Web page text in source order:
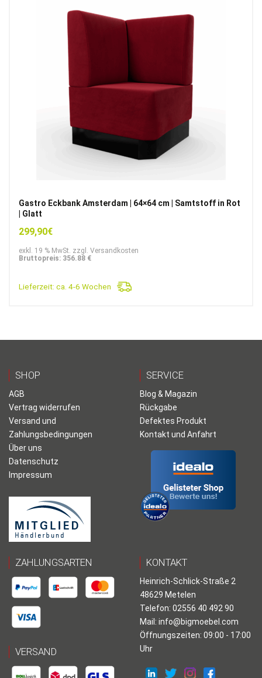
Gastro Eckbank Amsterdam | 64×64 cm | Samtstoff in Rot
| Glatt
299,90€
exkl. 19 % MwSt. zzgl. Versandkosten
Bruttopreis: 356.88 €
Lieferzeit: ca. 4-6 Wochen
SHOP
AGB
Vertrag widerrufen
Versand und
Zahlungsbedingungen
Über uns
Datenschutz
Impressum
SERVICE
Blog & Magazin
Rückgabe
Defektes Produkt
Kontakt und Anfahrt
ZAHLUNGSARTEN
VERSAND
KONTAKT
Heinrich-Schlick-Straße 2
48629 Metelen
Telefon: 02556 40 492 90
Mail: info@bigmoebel.com
Öffnungszeiten: 09:00 - 17:00
Uhr